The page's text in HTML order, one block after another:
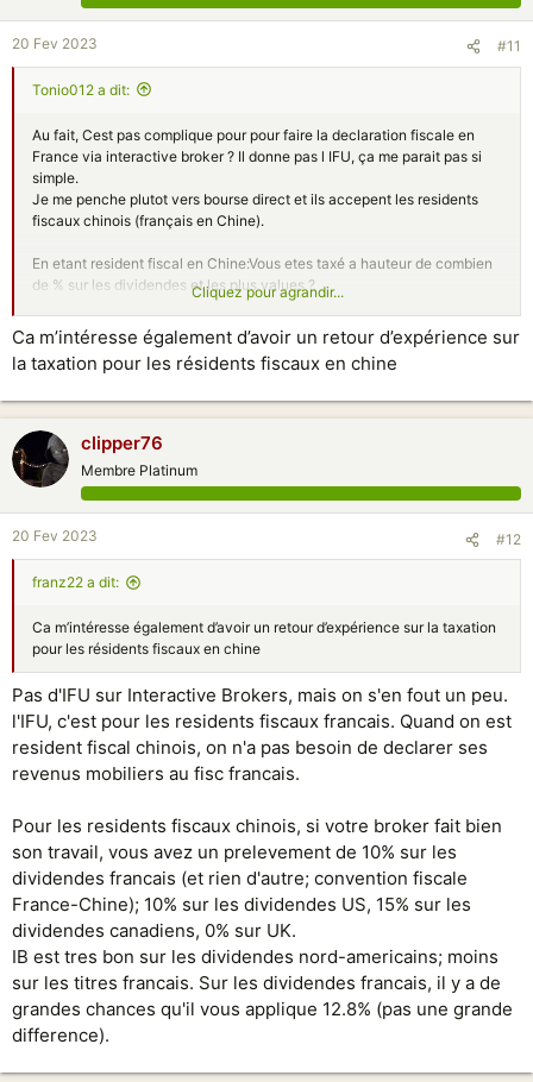
20 Fev 2023 #11
Tonio012 a dit:
Au fait, Cest pas complique pour pour faire la declaration fiscale en
France via interactive broker ? Il donne pas l IFU, ça me parait pas si
simple.
Je me penche plutot vers bourse direct et ils accepent les residents
fiscaux chinois (français en Chine).
En etant resident fiscal en Chine:Vous etes taxé a hauteur de combien
de % sur les dividendes et les plus values ?
Seulement 12.8% ? (Impots) et vous payez pas les 17.2% de
prelevement sociaux ?
N y a t il pas 10% en plus lié a la convention fiscale france chine ?
Cliquez pour agrandir...
Ca m’intéresse également d’avoir un retour d’expérience sur
la taxation pour les résidents fiscaux en chine
clipper76
Membre Platinum
20 Fev 2023 #12
franz22 a dit:
Ca m’intéresse également d’avoir un retour d’expérience sur la taxation
pour les résidents fiscaux en chine
Pas d'IFU sur Interactive Brokers, mais on s'en fout un peu.
l'IFU, c'est pour les residents fiscaux francais. Quand on est
resident fiscal chinois, on n'a pas besoin de declarer ses
revenus mobiliers au fisc francais.
Pour les residents fiscaux chinois, si votre broker fait bien
son travail, vous avez un prelevement de 10% sur les
dividendes francais (et rien d'autre; convention fiscale
France-Chine); 10% sur les dividendes US, 15% sur les
dividendes canadiens, 0% sur UK.
IB est tres bon sur les dividendes nord-americains; moins
sur les titres francais. Sur les dividendes francais, il y a de
grandes chances qu'il vous applique 12.8% (pas une grande
difference).